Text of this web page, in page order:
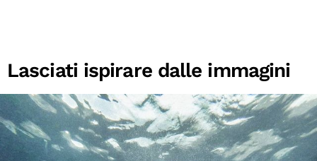
Lasciati ispirare dalle immagini